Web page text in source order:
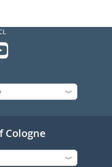
Cologne